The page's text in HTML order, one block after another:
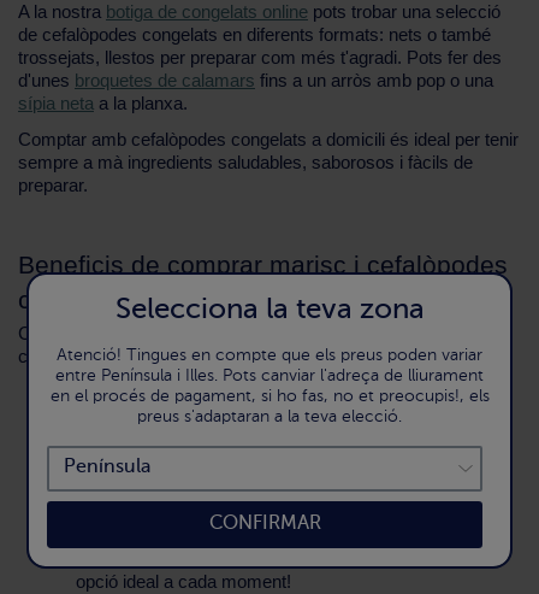
A la nostra botiga de congelats online pots trobar una selecció
de cefalòpodes congelats en diferents formats: nets o també
trossejats, llestos per preparar com més t'agradi. Pots fer des
d'unes broquetes de calamars fins a un arròs amb pop o una
sípia neta a la planxa.
Comptar amb cefalòpodes congelats a domicili és ideal per tenir
sempre a mà ingredients saludables, saborosos i fàcils de
preparar.
Beneficis de comprar marisc i cefalòpodes
congelats online
Coneix els beneficis de comprar el teu marisc i cefalòpodes
congelats online a la nostra botiga:
Frescor garantit: la ultracongelació preserva totes les
qualitats del producte.
Tindràs disponibilitat de marisc durant tot l´any.
La ultracongelació del marisc t'aporta més seguretat
alimentària.
Estalviaràs temps a la cuina amb els productes
opció ideal a cada moment!
Selecciona la teva zona
Atenció! Tingues en compte que els preus poden variar
entre Península i Illes. Pots canviar l'adreça de lliurament
en el procés de pagament, si ho fas, no et preocupis!, els
preus s'adaptaran a la teva elecció.
CONFIRMAR